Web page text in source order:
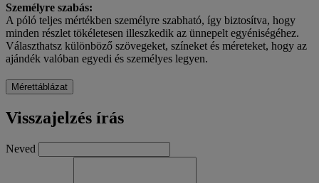
Személyre szabás:
A póló teljes mértékben személyre szabható, így biztosítva, hogy
minden részlet tökéletesen illeszkedik az ünnepelt egyéniségéhez.
Választhatsz különböző szövegeket, színeket és méreteket, hogy az
ajándék valóban egyedi és személyes legyen.
Mérettáblázat
Visszajelzés írás
Neved